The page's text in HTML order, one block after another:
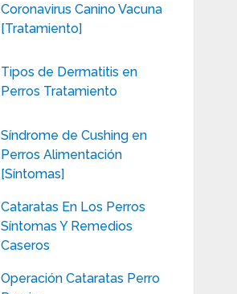
Coronavirus Canino Vacuna
[Tratamiento]
Tipos de Dermatitis en
Perros Tratamiento
Síndrome de Cushing en
Perros Alimentación
[Síntomas]
Cataratas En Los Perros
Síntomas Y Remedios
Caseros
Operación Cataratas Perro